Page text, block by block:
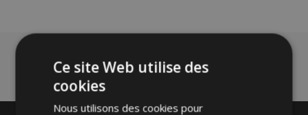
Ce site Web utilise des
cookies
Nous utilisons des cookies pour